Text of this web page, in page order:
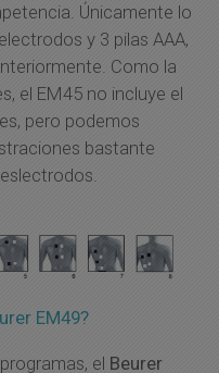
Únicamente lo
y 3 pilas AAA,
Como la
el EM45 no incluye el
pero podemos
bastante
EM49?
el Beurer